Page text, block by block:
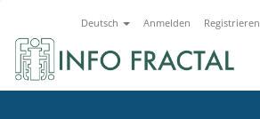
Deutsch Anmelden Registrieren